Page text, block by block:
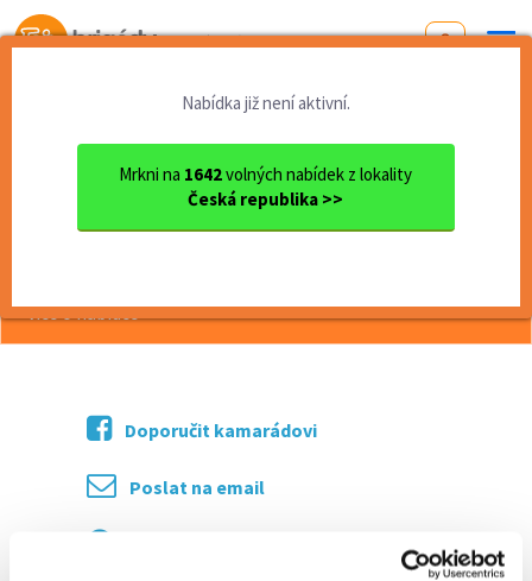
Od první brigády
Nabídka již není aktivní.
Mrkni na 1642volných nabídek z lokality
Česká republika >>
Jihomoravský kraj okres Brno
pekař/pekařka
pekař/pekařka
více o nabídce >>
Doporučit kamarádovi
Poslat na email